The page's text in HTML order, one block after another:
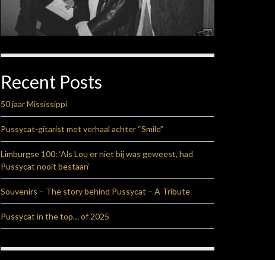
Recent Posts
50 jaar Mississippi
Pussycat-gitarist met verhaal achter “Smile”
Limburgse 100: ‘Als Lou er niet bij was geweest, had
Pussycat nooit bestaan’
Souvenirs – The story behind Pussycat – A Tribute
Pussycat in the top… of 2025